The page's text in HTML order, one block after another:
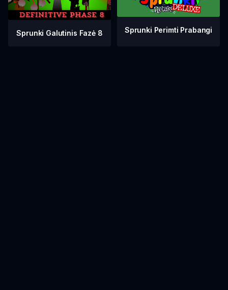
Sprunki Galutinis Fazė 8 Sprunki Perimti Prabangi